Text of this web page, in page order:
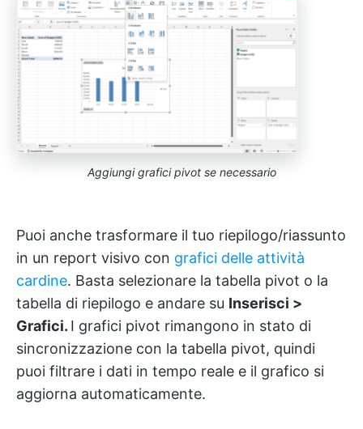
Aggiungi grafici pivot se necessario
Puoi anche trasformare il tuo riepilogo/riassunto
in un report visivo con grafici delle attività
cardine. Basta selezionare la tabella pivot o la
tabella di riepilogo e andare su Inserisci >
Grafici. I grafici pivot rimangono in stato di
sincronizzazione con la tabella pivot, quindi
puoi filtrare i dati in tempo reale e il grafico si
aggiorna automaticamente.